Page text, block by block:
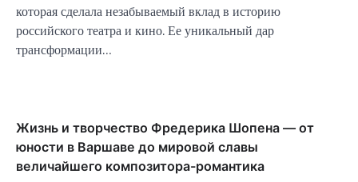
которая сделала незабываемый вклад в историю
российского театра и кино. Ее уникальный дар
трансформации…
Жизнь и творчество Фредерика Шопена — от
юности в Варшаве до мировой славы
величайшего композитора-романтика